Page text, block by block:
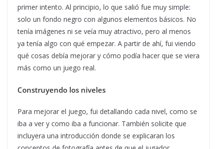
primer intento. Al principio, lo que salió fue muy simple:
solo un fondo negro con algunos elementos básicos. No
tenía imágenes ni se veía muy atractivo, pero al menos
ya tenía algo con qué empezar. A partir de ahí, fui viendo
qué cosas debía mejorar y cómo podía hacer que se viera
más como un juego real.
Construyendo los niveles
Para mejorar el juego, fui detallando cada nivel, como se
iba a ver y como iba a funcionar. También solicite que
incluyera una introducción donde se explicaran los